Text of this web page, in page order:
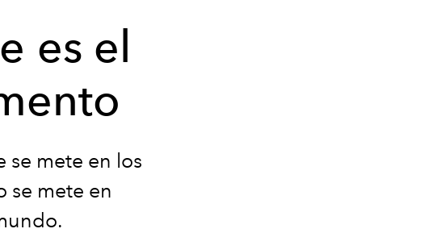
es el
se mete en los
se mete en